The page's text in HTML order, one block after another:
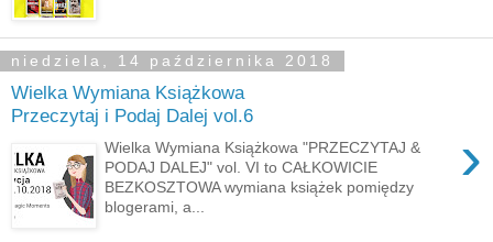
niedziela, 14 października 2018
Wielka Wymiana Książkowa
Przeczytaj i Podaj Dalej vol.6
›
Wielka Wymiana Książkowa "PRZECZYTAJ &
PODAJ DALEJ" vol. VI to CAŁKOWICIE
BEZKOSZTOWA wymiana książek pomiędzy
blogerami, a...